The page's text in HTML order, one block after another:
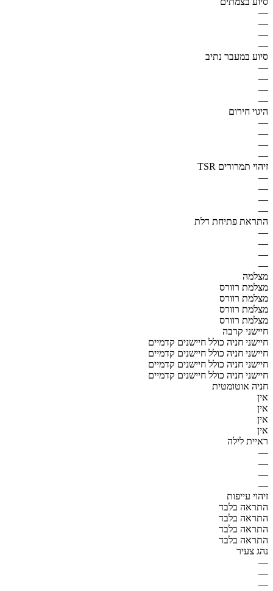
—
—
—
—
סיוע במעבר נתיב
—
—
—
—
היגוי חירום
—
—
—
—
זיהוי תמרורים TSR
—
—
—
—
התראת פתיחת דלת
—
—
—
—
מצלמה
מצלמת רוורס
מצלמת רוורס
מצלמת רוורס
מצלמת רוורס
חיישני קרבה
חיישני חניה כולל חיישנים קדמיים
חיישני חניה כולל חיישנים קדמיים
חיישני חניה כולל חיישנים קדמיים
חיישני חניה כולל חיישנים קדמיים
חניה אוטומטית
אין
אין
אין
אין
ראיית לילה
—
—
—
—
זיהוי עייפות
התראה בלבד
התראה בלבד
התראה בלבד
התראה בלבד
נהג צעיר
—
—
—